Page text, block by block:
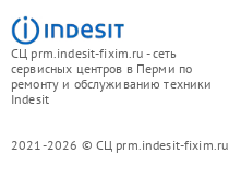
СЦ prm.indesit-fixim.ru - сеть
сервисных центров в Перми по
ремонту и обслуживанию техники
Indesit
2021-2026 © СЦ prm.indesit-fixim.ru